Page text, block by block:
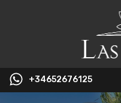
+34652676125